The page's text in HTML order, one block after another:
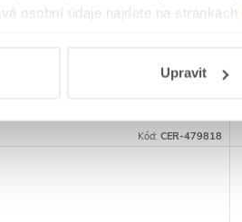
osobní údaje najdete na stránkách
Upravit
DO KOŠÍKU
Kód:CER-479818